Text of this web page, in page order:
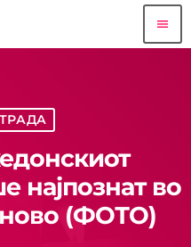
menu
најпознат во
(ФОТО)